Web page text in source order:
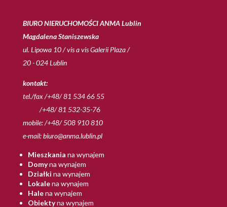
BIURO NIERUCHOMOŚCI ANMA Lublin
Magdalena Staniszewska
ul. Lipowa 10 / vis a vis Galerii Plaza /
20 - 024 Lublin
kontakt:
tel./fax /+48/ 81 534 66 55
/+48/ 81 532-35-76
mobile: /+48/ 508 910 810
e-mail:biuro@anma.lublin.pl
Mieszkania na wynajem
Domyna wynajem
Działki na wynajem
Lokalena wynajem
Halena wynajem
Obiektyna wynajem